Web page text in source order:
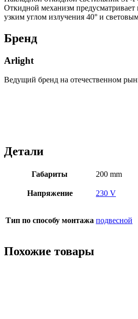
Откидной механизм предусматривает
узким углом излучения 40° и
Бренд
Arlight
Ведущий бренд на отечественном
Детали
Габариты 200 mm
Напряжение 230 V
Тип по способу монтажа подвесной
Похожие товары